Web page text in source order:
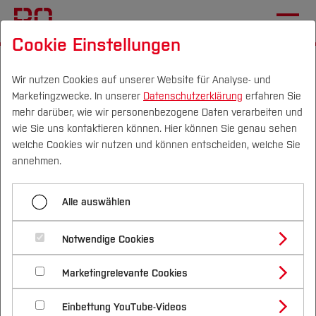
Campus Personen DE|EN Quicklinks
Studium
Studienangebote
Bachelorstudiengänge
Masterstudiengänge
Vor dem Studium
Bewerben & Einschreiben
Bewerbungsportal
Im Studium
Studienbüros und Prüfungen
Nach dem Studium
Forschung & Transfer
Profil
Forschungs- und Transferprofil
Schwerpunkte (FuT)
Beratung & Förderung
Nachhaltigkeit
Nachhaltigkeit studieren
International
Einrichtungen
Institut für Mathematik und Informatik
Netzwerk und Betriebssysteme
Informatik 1 & 2
Software Engineering
Systemprogrammierung
Datenbankprogrammierung
Netzwerk und
Bertriebssysteme
Cookie Einstellungen
Wir nutzen Cookies auf unserer Website für Analyse- und
Marketingzwecke. In unserer Datenschutzerklärung erfahren Sie
mehr darüber, wie wir personenbezogene Daten verarbeiten und
wie Sie uns kontaktieren können. Hier können Sie genau sehen
welche Cookies wir nutzen und können entscheiden, welche Sie
annehmen.
Alle auswählen
Notwendige Cookies
Marketingrelevante Cookies
Einbettung YouTube-Videos